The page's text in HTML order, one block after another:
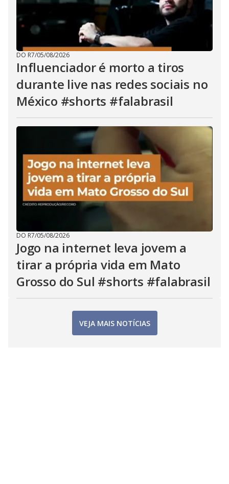
DO R7/05/08/2026
Influenciador é morto a tiros
durante live nas redes sociais no
México #shorts #falabrasil
DO R7/05/08/2026
Jogo na internet leva jovem a
tirar a própria vida em Mato
Grosso do Sul #shorts #falabrasil
VEJA MAIS NOTÍCIAS